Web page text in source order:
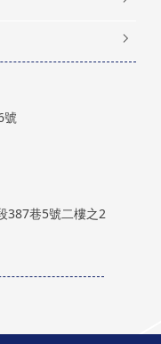
號
387巷5號二樓之2